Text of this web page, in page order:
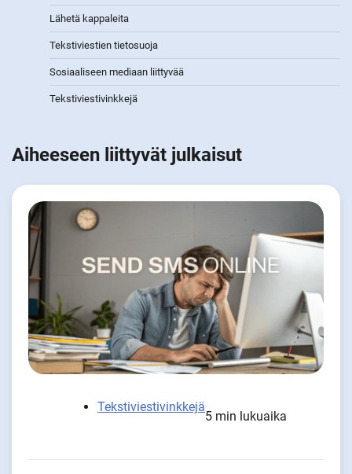
Lähetä kappaleita
Tekstiviestien tietosuoja
Sosiaaliseen mediaan liittyvää
Tekstiviestivinkkejä
Aiheeseen liittyvät julkaisut
Tekstiviestivinkkejä
5 min lukuaika